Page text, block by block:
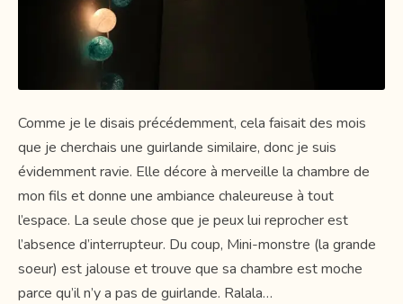
Comme je le disais précédemment, cela faisait des mois
que je cherchais une guirlande similaire, donc je suis
évidemment ravie. Elle décore à merveille la chambre de
mon fils et donne une ambiance chaleureuse à tout
l’espace. La seule chose que je peux lui reprocher est
l’absence d’interrupteur. Du coup, Mini-monstre (la grande
soeur) est jalouse et trouve que sa chambre est moche
parce qu’il n’y a pas de guirlande. Ralala…